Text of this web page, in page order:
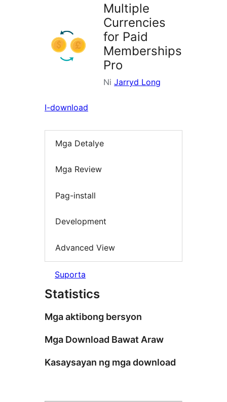
Multiple
Currencies
for Paid
Memberships
Pro
Ni Jarryd Long
I-download
Mga Detalye
Mga Review
Pag-install
Development
Advanced View
Suporta
Statistics
Mga aktibong bersyon
Mga Download Bawat Araw
Kasaysayan ng mga download